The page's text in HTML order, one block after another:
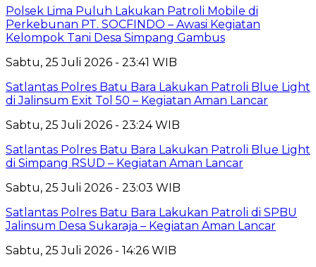
Polsek Lima Puluh Lakukan Patroli Mobile di
Perkebunan PT. SOCFINDO – Awasi Kegiatan
Kelompok Tani Desa Simpang Gambus
Sabtu, 25 Juli 2026 - 23:41 WIB
Satlantas Polres Batu Bara Lakukan Patroli Blue Light
di Jalinsum Exit Tol 50 – Kegiatan Aman Lancar
Sabtu, 25 Juli 2026 - 23:24 WIB
Satlantas Polres Batu Bara Lakukan Patroli Blue Light
di Simpang RSUD – Kegiatan Aman Lancar
Sabtu, 25 Juli 2026 - 23:03 WIB
Satlantas Polres Batu Bara Lakukan Patroli di SPBU
Jalinsum Desa Sukaraja – Kegiatan Aman Lancar
Sabtu, 25 Juli 2026 - 14:26 WIB